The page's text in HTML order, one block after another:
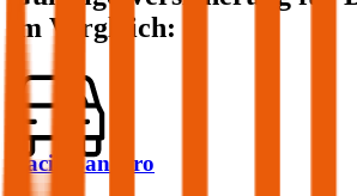
im Vergleich:
Dacia Sandero